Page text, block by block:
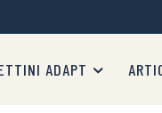
ADAPT